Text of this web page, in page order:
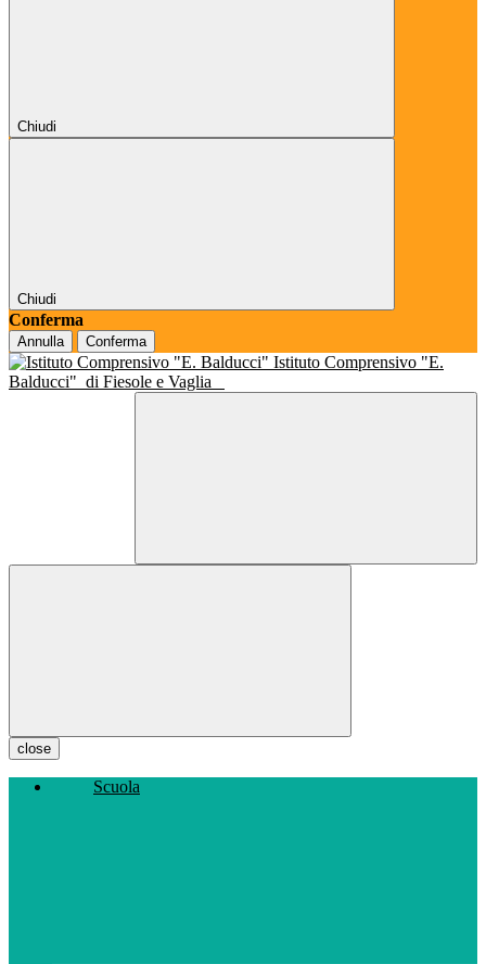
Chiudi
Chiudi
Conferma
Annulla Conferma
Istituto Comprensivo "E.
Balducci" di Fiesole e Vaglia
close
Scuola